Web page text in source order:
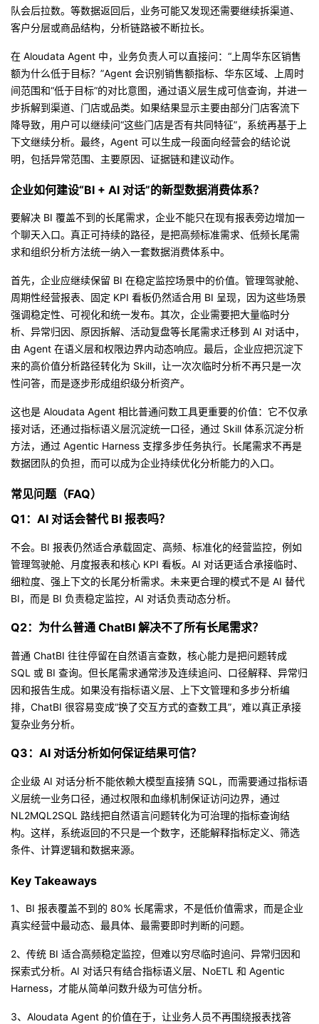
队会后拉数。等数据返回后，业务可能又发现还需要继续拆渠道、
客户分层或商品结构，分析链路被不断拉长。
在 Aloudata Agent 中，业务负责人可以直接问：“上周华东区销售
额为什么低于目标？”Agent 会识别销售额指标、华东区域、上周时
间范围和“低于目标”的对比意图，通过语义层生成可信查询，并进一
步拆解到渠道、门店或品类。如果结果显示主要由部分门店客流下
降导致，用户可以继续问“这些门店是否有共同特征”，系统再基于上
下文继续分析。最终，Agent 可以生成一段面向经营会的结论说
明，包括异常范围、主要原因、证据链和建议动作。
企业如何建设“BI + AI 对话”的新型数据消费体系？
要解决 BI 覆盖不到的长尾需求，企业不能只在现有报表旁边增加一
个聊天入口。真正可持续的路径，是把高频标准需求、低频长尾需
求和组织分析方法统一纳入一套数据消费体系中。
首先，企业应继续保留 BI 在稳定监控场景中的价值。管理驾驶舱、
周期性经营报表、固定 KPI 看板仍然适合用 BI 呈现，因为这些场景
强调稳定性、可视化和统一发布。其次，企业需要把大量临时分
析、异常归因、原因拆解、活动复盘等长尾需求迁移到 AI 对话中，
由 Agent 在语义层和权限边界内动态响应。最后，企业应把沉淀下
来的高价值分析路径转化为 Skill，让一次次临时分析不再只是一次
性问答，而是逐步形成组织级分析资产。
这也是 Aloudata Agent 相比普通问数工具更重要的价值：它不仅承
接对话，还通过指标语义层沉淀统一口径，通过 Skill 体系沉淀分析
方法，通过 Agentic Harness 支撑多步任务执行。长尾需求不再是
数据团队的负担，而可以成为企业持续优化分析能力的入口。
常见问题（FAQ）
Q1：AI 对话会替代 BI 报表吗？
不会。BI 报表仍然适合承载固定、高频、标准化的经营监控，例如
管理驾驶舱、月度报表和核心 KPI 看板。AI 对话更适合承接临时、
细粒度、强上下文的长尾分析需求。未来更合理的模式不是 AI 替代
BI，而是 BI 负责稳定监控，AI 对话负责动态分析。
Q2：为什么普通 ChatBI 解决不了所有长尾需求？
普通 ChatBI 往往停留在自然语言查数，核心能力是把问题转成
SQL 或 BI 查询。但长尾需求通常涉及连续追问、口径解释、异常归
因和报告生成。如果没有指标语义层、上下文管理和多步分析编
排，ChatBI 很容易变成“换了交互方式的查数工具”，难以真正承接
复杂业务分析。
Q3：AI 对话分析如何保证结果可信？
企业级 AI 对话分析不能依赖大模型直接猜 SQL，而需要通过指标语
义层统一业务口径，通过权限和血缘机制保证访问边界，通过
NL2MQL2SQL 路线把自然语言问题转化为可治理的指标查询结
构。这样，系统返回的不只是一个数字，还能解释指标定义、筛选
条件、计算逻辑和数据来源。
Key Takeaways
1、BI 报表覆盖不到的 80% 长尾需求，不是低价值需求，而是企业
真实经营中最动态、最具体、最需要即时判断的问题。
2、传统 BI 适合高频稳定监控，但难以穷尽临时追问、异常归因和
探索式分析。AI 对话只有结合指标语义层、NoETL 和 Agentic
Harness，才能从简单问数升级为可信分析。
3、Aloudata Agent 的价值在于，让业务人员不再围绕报表找答